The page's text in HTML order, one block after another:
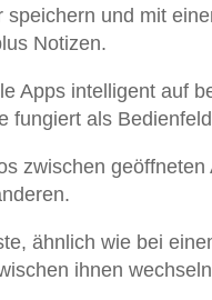
und mit
Notizen.
Apps intelligent auf
fungiert als
zwischen geöffneten
ähnlich wie bei
ihnen